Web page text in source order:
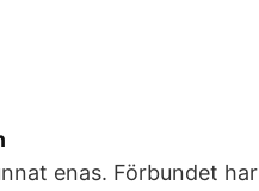
enas. Förbundet har